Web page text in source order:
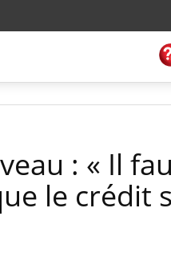
: « Il
le crédit